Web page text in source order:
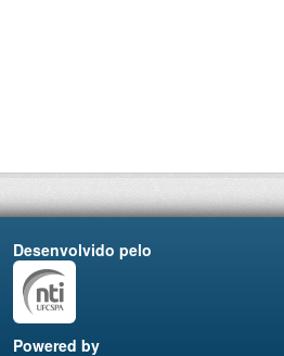
Desenvolvido pelo
Powered by